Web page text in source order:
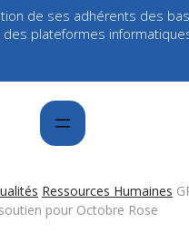
de ses adhérents des
des plateformes
Ressources Humaines
pour Octobre Rose